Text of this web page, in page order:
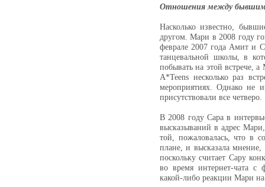
Отношения между
Насколько известно,
другом. Мари в 2008 году
феврале 2007 года Амит и
танцевальной школы, в
побывать на этой встрече,
A*Teens несколько раз
мероприятиях. Однако не
присутствовали все четверо.
В 2008 году Сара в
высказываний в адрес
той, пожаловалась, что в
плане, и высказала мнение,
поскольку считает Сару
во время интернет-чата
какой-либо реакции Мари